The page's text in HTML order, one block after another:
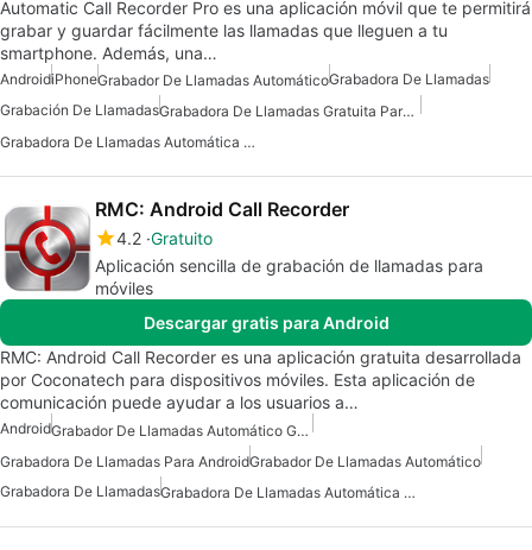
Automatic Call Recorder Pro es una aplicación móvil que te permitirá
grabar y guardar fácilmente las llamadas que lleguen a tu
smartphone. Además, una…
AndroidiPhoneGrabador De Llamadas AutomáticoGrabadora De Llamadas
Grabación De Llamadas
Grabadora De Llamadas Gratuita Para Android
Grabadora De Llamadas Automática Para Android
RMC: Android Call Recorder
4.2 Gratuito
Aplicación sencilla de grabación de llamadas para
móviles
Descargar gratis para Android
RMC: Android Call Recorder es una aplicación gratuita desarrollada
por Coconatech para dispositivos móviles. Esta aplicación de
comunicación puede ayudar a los usuarios a…
Android
Grabador De Llamadas Automático Gratuito
Grabadora De Llamadas Para AndroidGrabador De Llamadas Automático
Grabadora De Llamadas
Grabadora De Llamadas Automática Para Android